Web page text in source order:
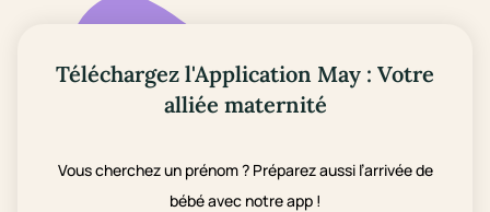
Téléchargez l'Application May : Votre
alliée maternité
Vous cherchez un prénom ? Préparez aussi l’arrivée de
bébé avec notre app !